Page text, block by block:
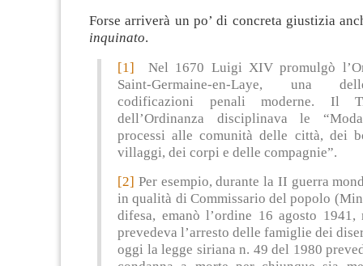
Forse arriverà un po’ di concreta giustizia
inquinato.
[1] Nel 1670 Luigi XIV promulgò
Saint-Germaine-en-Laye, una
codificazioni penali moderne. Il
dell’Ordinanza disciplinava le
processi alle comunità delle città, dei
villaggi, dei corpi e delle compagnie”.
[2] Per esempio, durante la II guerra
in qualità di Commissario del popolo
difesa, emanò l’ordine 16 agosto 1941,
prevedeva l’arresto delle famiglie dei
oggi la legge siriana n. 49 del 1980